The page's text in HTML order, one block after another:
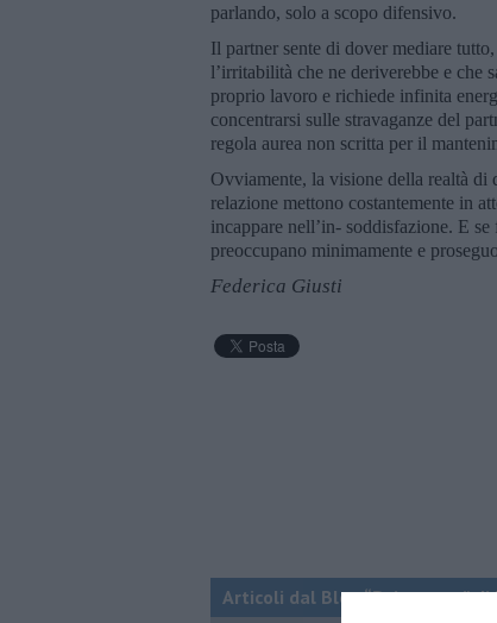
parlando, solo a scopo difensivo.
Il partner sente di dover mediare
l’irritabilità che ne deriverebbe e che
proprio lavoro e richiede infinita
concentrarsi sulle stravaganze del
regola aurea non scritta per il
Ovviamente, la visione della realtà di
relazione mettono costantemente in
incappare nell’in- soddisfazione. E
preoccupano minimamente e
Federica Giusti
Articoli dal Blog “Psico-cose”